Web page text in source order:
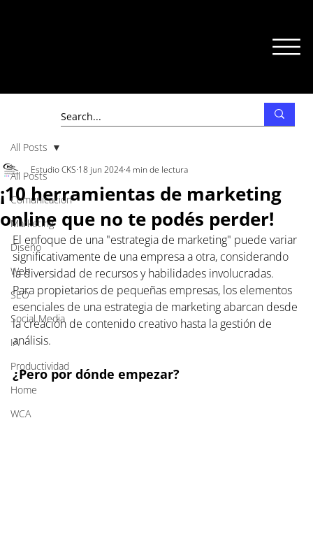
All Posts
Comunicación
Marketing
Diseño
Web
SEO
Social Media
IA
Productividad
Home
WCA
All Posts
¡10 herramientas de marketing
online que no te podés perder!
Estudio CKS 18 jun 20244 min de lectura
El enfoque de una "estrategia de marketing" puede variar
significativamente de una empresa a otra, considerando
la diversidad de recursos y habilidades involucradas.
Para propietarios de pequeñas empresas, los elementos
esenciales de una estrategia de marketing abarcan desde
la creación de contenido creativo hasta la gestión de
análisis.
¿Pero por dónde empezar?